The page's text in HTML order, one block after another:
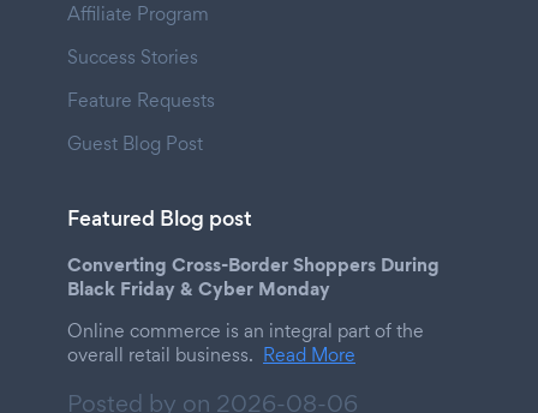
Affiliate Program
Success Stories
Feature Requests
Guest Blog Post
Featured Blog post
Converting Cross-Border Shoppers During
Black Friday & Cyber Monday
Online commerce is an integral part of the
overall retail business. Read More
Posted by on 2026-08-06